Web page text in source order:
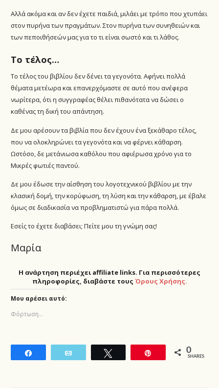
Αλλά ακόμα και αν δεν έχετε παιδιά, μιλάει με τρόπο που χτυπάει
στον πυρήνα των πραγμάτων. Στον πυρήνα των συνηθειών και
των πεποιθήσεών μας για το τι είναι σωστό και τι λάθος.
Το τέλος…
Το τέλος του βιβλίου δεν δένει τα γεγονότα. Αφήνει πολλά
θέματα μετέωρα και επανερχόμαστε σε αυτό που ανέφερα
νωρίτερα, ότι η συγγραφέας θέλει πιθανότατα να δώσει ο
καθένας τη δική του απάντηση.
Δε μου αρέσουν τα βιβλία που δεν έχουν ένα ξεκάθαρο τέλος,
που να ολοκληρώνει τα γεγονότα και να φέρνει κάθαρση.
Ωστόσο, δε μετάνιωσα καθόλου που αφιέρωσα χρόνο για το
Μικρές φωτιές παντού.
Δε μου έδωσε την αίσθηση του λογοτεχνικού βιβλίου με την
κλασική δομή, την κορύφωση, τη λύση και την κάθαρση, με έβαλε
όμως σε διαδικασία να προβληματιστώ για πάρα πολλά.
Εσείς το έχετε διαβάσει; Πείτε μου τη γνώμη σας!
Μαρία
Η ανάρτηση περιέχει affiliate links. Για περισσότερες
πληροφορίες, διαβάστε τους Όρους Χρήσης.
Μου αρέσει αυτό:
Φόρτωση...
0
SHARES